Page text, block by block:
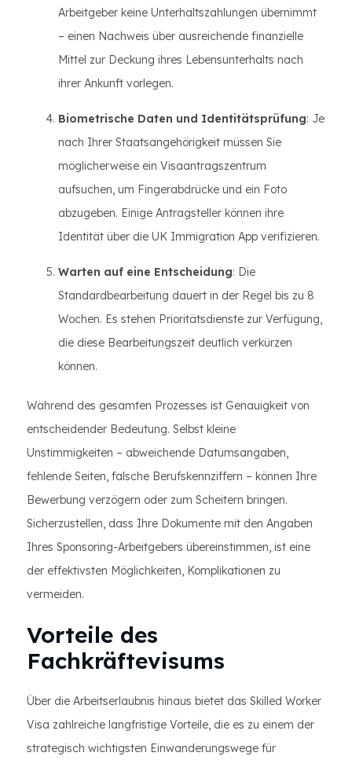
Arbeitgeber keine Unterhaltszahlungen übernimmt
– einen Nachweis über ausreichende finanzielle
Mittel zur Deckung ihres Lebensunterhalts nach
ihrer Ankunft vorlegen.
Biometrische Daten und Identitätsprüfung: Je
nach Ihrer Staatsangehörigkeit müssen Sie
möglicherweise ein Visaantragszentrum
aufsuchen, um Fingerabdrücke und ein Foto
abzugeben. Einige Antragsteller können ihre
Identität über die UK Immigration App verifizieren.
Warten auf eine Entscheidung: Die
Standardbearbeitung dauert in der Regel bis zu 8
Wochen. Es stehen Prioritätsdienste zur Verfügung,
die diese Bearbeitungszeit deutlich verkürzen
können.
Während des gesamten Prozesses ist Genauigkeit von
entscheidender Bedeutung. Selbst kleine
Unstimmigkeiten – abweichende Datumsangaben,
fehlende Seiten, falsche Berufskennziffern – können Ihre
Bewerbung verzögern oder zum Scheitern bringen.
Sicherzustellen, dass Ihre Dokumente mit den Angaben
Ihres Sponsoring-Arbeitgebers übereinstimmen, ist eine
der effektivsten Möglichkeiten, Komplikationen zu
vermeiden.
Vorteile des
Fachkräftevisums
Über die Arbeitserlaubnis hinaus bietet das Skilled Worker
Visa zahlreiche langfristige Vorteile, die es zu einem der
strategisch wichtigsten Einwanderungswege für